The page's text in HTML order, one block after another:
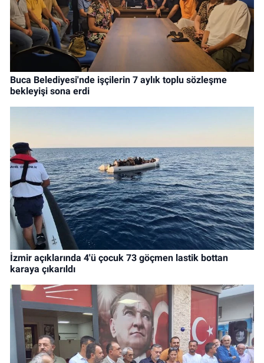
Buca Belediyesi'nde işçilerin 7 aylık toplu sözleşme
bekleyişi sona erdi
İzmir açıklarında 4'ü çocuk 73 göçmen lastik bottan
karaya çıkarıldı